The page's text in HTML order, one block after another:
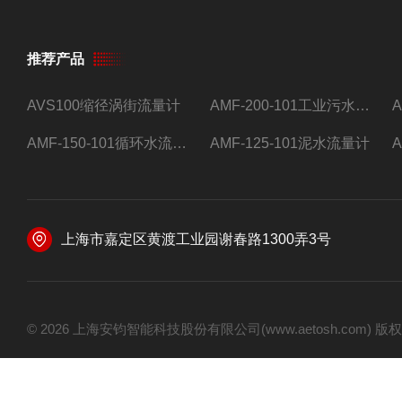
推荐产品
AVS100缩径涡街流量计 AMF-200-101工业污水流量计
AMF-150-101循环水流量计,电磁流量计 AMF-125-101泥水流量计
上海市嘉定区黄渡工业园谢春路1300弄3号
© 2026 上海安钧智能科技股份有限公司(www.aetosh.com) 版